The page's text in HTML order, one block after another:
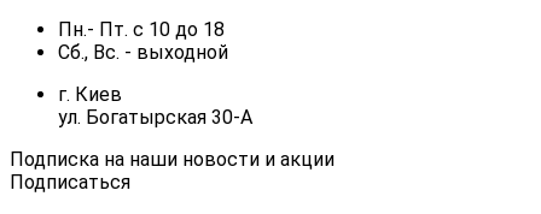
Пн.- Пт. с 10 до 18
Сб., Вс. - выходной
г. Киев
ул. Богатырская 30-А
Подписка на наши новости и акции
Подписаться